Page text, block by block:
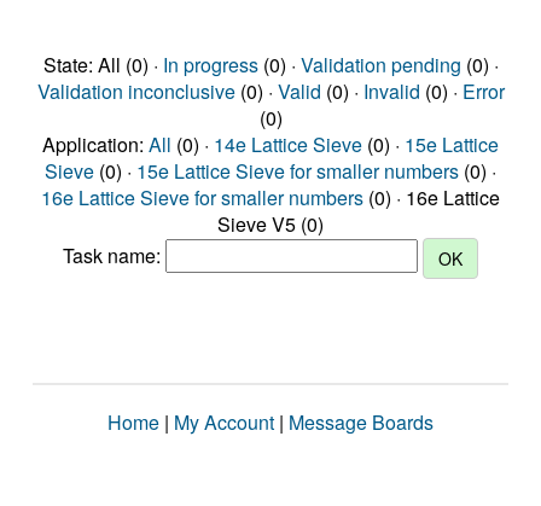
State: All (0) · In progress(0) · Validation pending (0) ·
Validation inconclusive(0) · Valid (0) · Invalid (0) · Error
(0)
Application: All (0) · 14e Lattice Sieve (0) · 15e Lattice
Sieve (0) · 15e Lattice Sieve for smaller numbers (0) ·
16e Lattice Sieve for smaller numbers (0) · 16e Lattice
Sieve V5 (0)
Task name:
Home | My Account | Message Boards